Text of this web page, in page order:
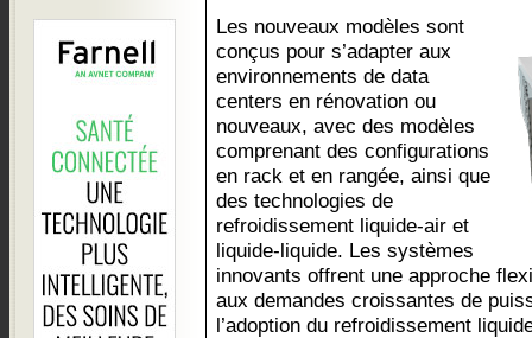
Les nouveaux modèles sont
conçus pour s’adapter aux
environnements de data
centers en rénovation ou
nouveaux, avec des modèles
comprenant des configurations
en rack et en rangée, ainsi que
des technologies de
refroidissement liquide-air et
liquide-liquide. Les systèmes
innovants offrent une approche
aux demandes croissantes de
l’adoption du refroidissement